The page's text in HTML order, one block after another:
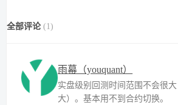
全部评论 (1)
雨幕（youquant）
实盘级别回测时间范围不会很
大）。基本用不到合约切换。